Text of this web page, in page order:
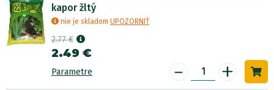
kapor žltý
nie je skladom UPOZORNIŤ
2.77 €
2.49 €
Parametre - +